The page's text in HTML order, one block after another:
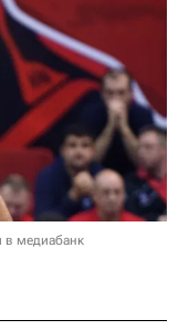
в медиабанк